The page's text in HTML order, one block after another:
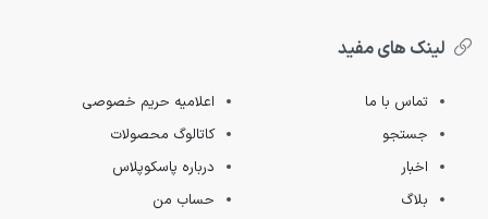
لینک های مفید
تماس با ما
جستجو
اخبار
بلاگ
اعلامیه حریم خصوصی
کاتالوگ محصولات
درباره پاسکوپلاس
حساب من